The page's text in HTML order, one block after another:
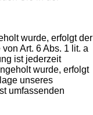
wurde, erfolgt der
Art. 6 Abs. 1 lit. a
ist jederzeit
wurde, erfolgt
unseres
umfassenden